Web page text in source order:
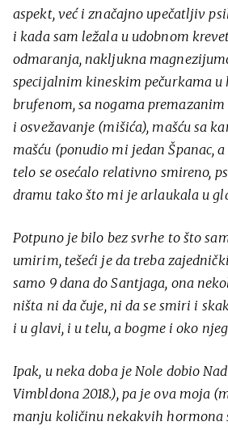
aspekt, već i značajno upečatljiv
i kada sam ležala u udobnom
odmaranja, nakljukna
specijalnim kineskim pečurkama u
brufenom, sa nogama
i osvežavanje (mišića), mašću sa
mašću (ponudio mi jedan Španac,
telo se osećalo relativno smireno,
dramu tako što mi je arlaukala u
Potpuno je bilo bez svrhe to što
umirim, tešeći je da treba
samo 9 dana do Santjaga, ona
ništa ni da čuje, ni da se smiri i
i u glavi, i u telu, a bogme i oko
Ipak, u neka doba je Nole dobio
Vimbldona 2018.), pa je ova moja
manju količinu nekakvih hormona